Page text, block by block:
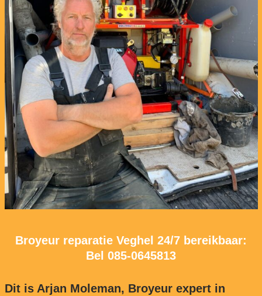
Broyeur reparatie Veghel 24/7 bereikbaar:
Bel 085-0645813
Dit is Arjan Moleman, Broyeur expert in